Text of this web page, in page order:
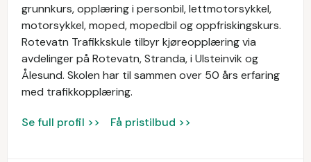
grunnkurs, opplæring i personbil, lettmotorsykkel,
motorsykkel, moped, mopedbil og oppfriskingskurs.
Rotevatn Trafikkskule tilbyr kjøreopplæring via
avdelinger på Rotevatn, Stranda, i Ulsteinvik og
Ålesund. Skolen har til sammen over 50 års erfaring
med trafikkopplæring.
Se full profil >> Få pristilbud >>